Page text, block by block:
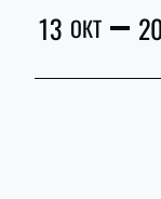
13 ОКТ 20